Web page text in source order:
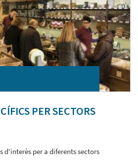
PER SECTORS
d'interès per a diferents sectors